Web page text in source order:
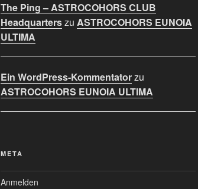
The Ping – ASTROCOHORS CLUB
Headquarterszu ASTROCOHORS EUNOIA
ULTIMA
Ein WordPress-Kommentatorzu
ASTROCOHORS EUNOIA ULTIMA
META
Anmelden